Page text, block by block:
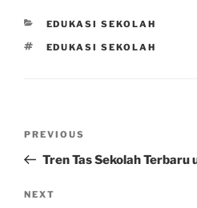
CATEGORIES
EDUKASI SEKOLAH
TAGS
EDUKASI SEKOLAH
Previous
Post
PREVIOUS
Tren Tas Sekolah Terbaru
Next
NEXT